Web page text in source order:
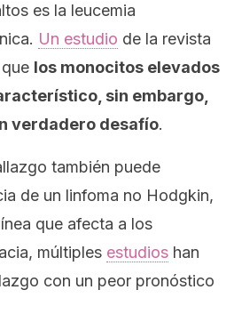
es la leucemia
Un estudio de la revista
los monocitos elevados
sin embargo,
verdadero desafío.
también puede
de un linfoma no Hodgkin,
que afecta a los
múltiples estudios han
con un peor pronóstico